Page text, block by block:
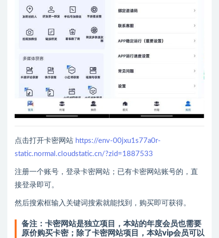
点击打开卡密网站 https://env-00jxu1s77a0r-
static.normal.cloudstatic.cn/?zid=1887533
注册一个账号，登录卡密网站；已有卡密网站账号的，直
接登录即可。
然后搜索框输入关键词搜索就能找到，购买即可获得。
备注：卡密网站是独立项目，本站的年度会员也需要
原价购买卡密；除了卡密网站项目，本站vip会员可以